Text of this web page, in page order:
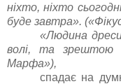
ніхто, ніхто
буде завтра».
«Людина
волі, та зрештою
Марфа»),
спадає на